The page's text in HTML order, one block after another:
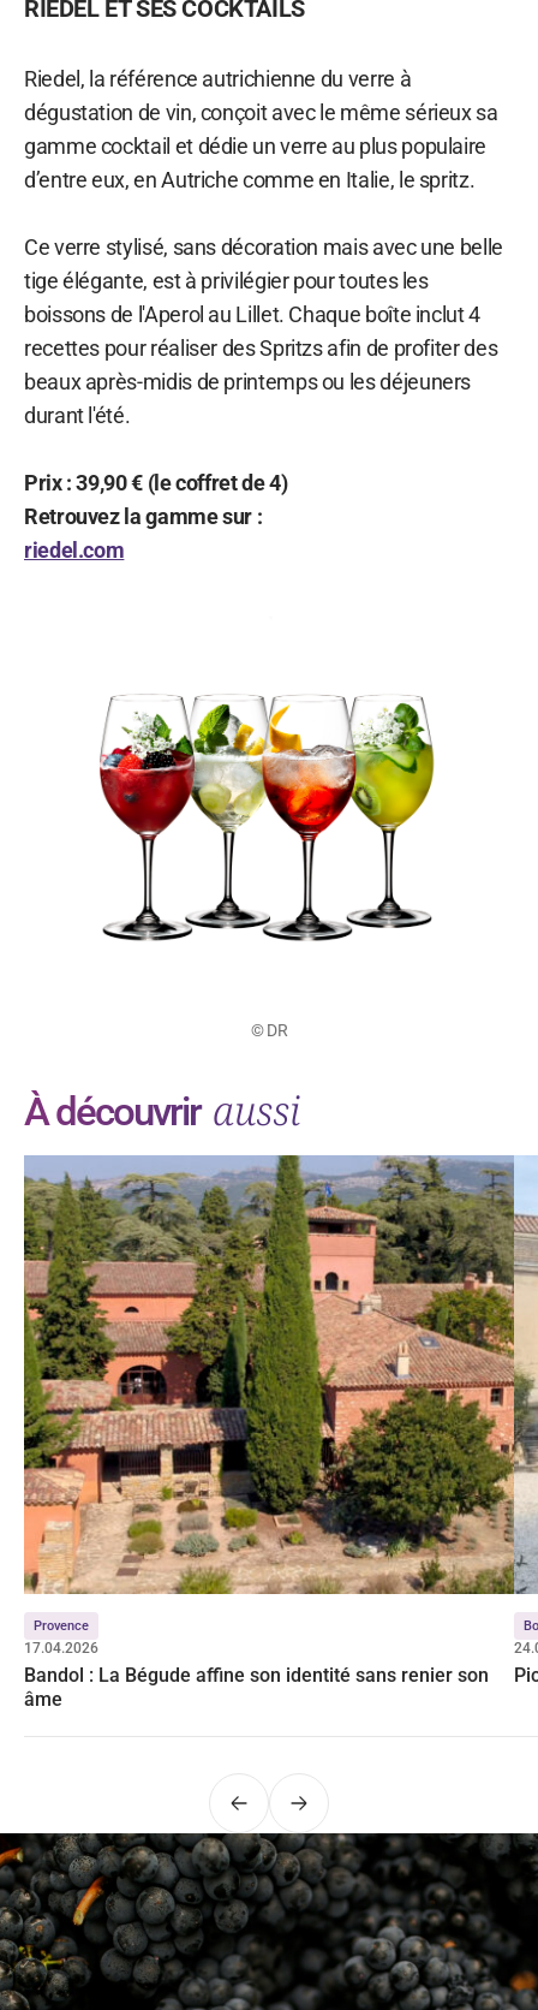
RIEDEL ET SES COCKTAILS
Riedel, la référence autrichienne du verre à
dégustation de vin, conçoit avec le même sérieux sa
gamme cocktail et dédie un verre au plus populaire
d’entre eux, en Autriche comme en Italie, le spritz.
Ce verre stylisé, sans décoration mais avec une belle
tige élégante, est à privilégier pour toutes les
boissons de l'Aperol au Lillet. Chaque boîte inclut 4
recettes pour réaliser des Spritzs afin de profiter des
beaux après-midis de printemps ou les déjeuners
durant l'été.
Prix : 39,90 € (le coffret de 4)
Retrouvez la gamme sur :
riedel.com
© DR
À découvrir aussi
Provence
17.04.2026
Bandol : La Bégude affine son identité sans renier son
âme
PrécédentSuivant